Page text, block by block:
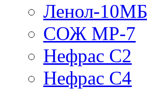
Ленол-10МБ
СОЖ МР-7
Нефрас С2
Нефрас С4